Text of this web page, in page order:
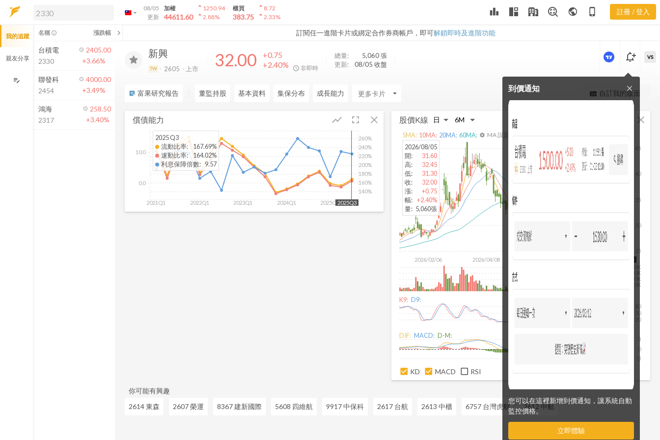
arrow_drop_down
08/05
更新
加權
44611.60
arrow_drop_up1250.94
arrow_drop_up2.88%
櫃買
383.75
arrow_drop_up8.72
arrow_drop_up2.33% leaderboard public phone_iphone 註冊 / 登入
訂閱任一進階卡片或綁定合作券商帳戶，即可解鎖即時及進階功能
解鎖即時行情及進階功能
方案」，即可解鎖以下功能：
即時行情
即時市況與排行
成交金額熱力圖
前往方案訂閱
如何綁定合作券商
力
新興
TW 2605 上市 32.00
+0.75
+2.40%
非即時
總量: 5,060張
更新:
08/05 收盤
更強大的進階價量圖表
notification_add
到價通知
您可以在這裡新增到價通知，讓系統自動
監控價格。
立即體驗
close
VS
sticky_note_2 富果研究報告 董監持股 基本資料 集保分布 成長能力 arrow_drop_down view_quilt 自訂我的版面
償債能力 fullscreen close
show_chart
2021Q1 2022Q1 2023Q1 2024Q1 2025Q1
140%
160%
180%
200%
220%
240%
260%
0.0
10.0
2025Q3
2025 Q3
流動比率:
167.69%
速動比率:
164.02%
利息保障倍數: 9.57
股價K線 close
2026/02/06 2026/04/08
25
30
35
40
45
2026/08/05
20K
40K
60K
80K
2026/08/05
開:
31.60
高:
32.45
低:
31.30
收:
32.00
漲:
+0.75
幅: +2.40%
量: 5,060張
5MA: 10MA: 20MA: 60MA: settings MA 設定
K9: D9:
20
50
80
DIF: MACD: D-M:
-3
0
3
KD MACD RSI
你可能有興趣
2614 東森
2607 榮運 8367 建新國際 5608 四維航 9917 中保科 2617 台航 2613 中櫃 6757 台灣虎航 2612 中航
我的追蹤
親友分享
edit_note
名稱 info_outline 漲跌幅 chevron_left
台積電
2330
2405.00
+3.66%
聯發科
2454
4000.00
+3.49%
鴻海
2317
258.50
+3.40%